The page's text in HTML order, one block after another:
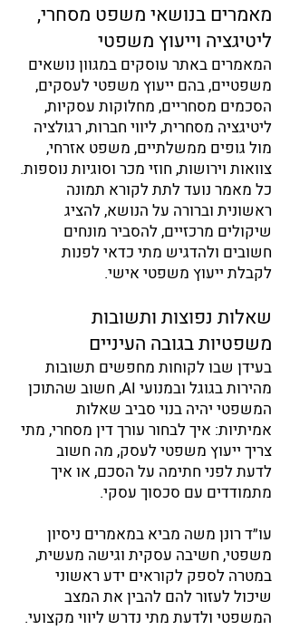
מאמרים בנושאי משפט מסחרי,
ליטיגציה וייעוץ משפטי
המאמרים באתר עוסקים במגוון נושאים
משפטיים, בהם ייעוץ משפטי לעסקים,
הסכמים מסחריים, מחלוקות עסקיות,
ליטיגציה מסחרית, ליווי חברות, רגולציה
מול גופים ממשלתיים, משפט אזרחי,
צוואות וירושות, חוזי מכר וסוגיות נוספות.
כל מאמר נועד לתת לקורא תמונה
ראשונית וברורה על הנושא, להציג
שיקולים מרכזיים, להסביר מונחים
חשובים ולהדגיש מתי כדאי לפנות
לקבלת ייעוץ משפטי אישי.
שאלות נפוצות ותשובות
משפטיות בגובה העיניים
בעידן שבו לקוחות מחפשים תשובות
מהירות בגוגל ובמנועי AI, חשוב שהתוכן
המשפטי יהיה בנוי סביב שאלות
אמיתיות: איך לבחור עורך דין מסחרי, מתי
צריך ייעוץ משפטי לעסק, מה חשוב
לדעת לפני חתימה על הסכם, או איך
מתמודדים עם סכסוך עסקי.
עו״ד רונן משה מביא במאמרים ניסיון
משפטי, חשיבה עסקית וגישה מעשית,
במטרה לספק לקוראים ידע ראשוני
שיכול לעזור להם להבין את המצב
המשפטי ולדעת מתי נדרש ליווי מקצועי.